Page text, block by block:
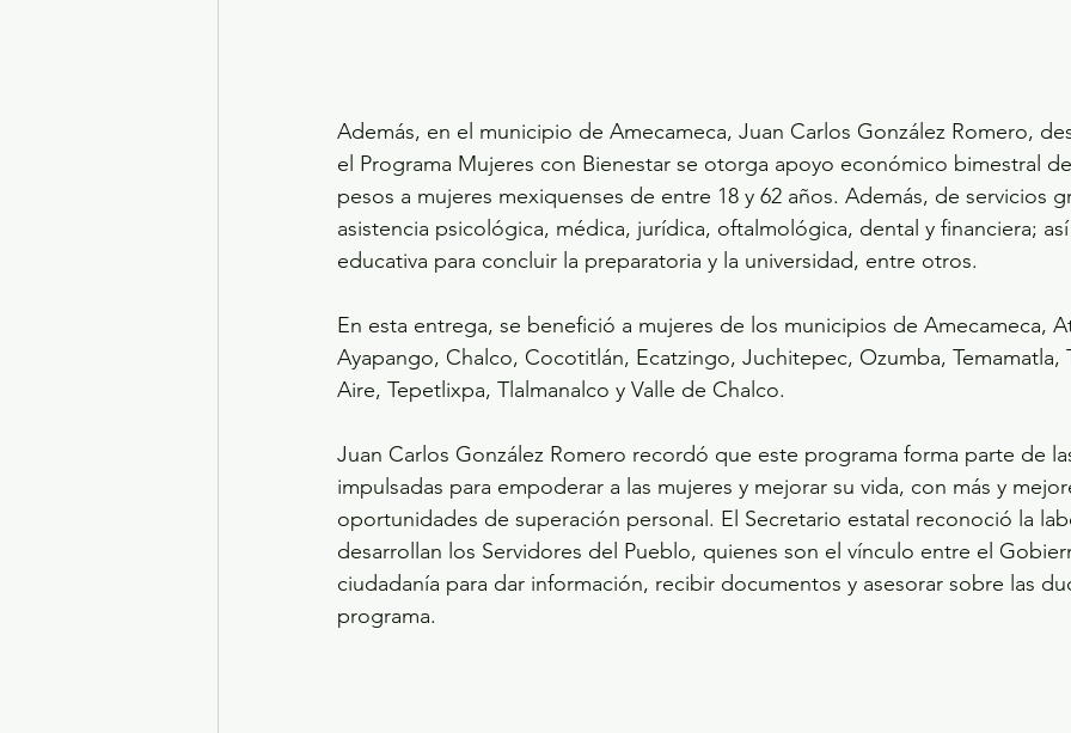
Además, en el municipio de Amecameca, Juan Carlos González Romero,
el Programa Mujeres con Bienestar se otorga apoyo económico bimestral
pesos a mujeres mexiquenses de entre 18 y 62 años. Además, de servicios
asistencia psicológica, médica, jurídica, oftalmológica, dental y financiera;
educativa para concluir la preparatoria y la universidad, entre otros.
En esta entrega, se benefició a mujeres de los municipios de Amecameca,
Ayapango, Chalco, Cocotitlán, Ecatzingo, Juchitepec, Ozumba, Temamatla,
Aire, Tepetlixpa, Tlalmanalco y Valle de Chalco.
Juan Carlos González Romero recordó que este programa forma parte de
impulsadas para empoderar a las mujeres y mejorar su vida, con más y
oportunidades de superación personal. El Secretario estatal reconoció la
desarrollan los Servidores del Pueblo, quienes son el vínculo entre el
ciudadanía para dar información, recibir documentos y asesorar sobre las
programa.